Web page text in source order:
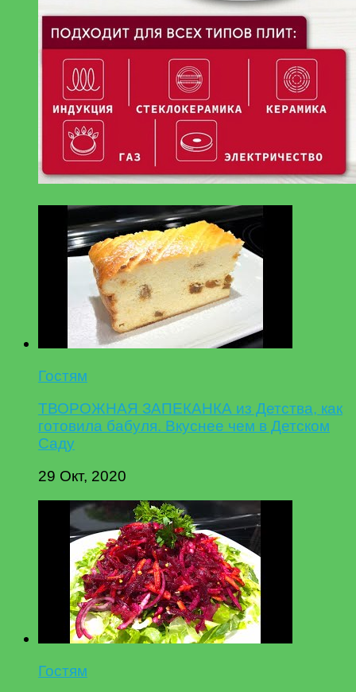
Гостям
ТВОРОЖНАЯ ЗАПЕКАНКА из Детства, как
готовила бабуля. Вкуснее чем в Детском
Саду
29 Окт, 2020
Гостям